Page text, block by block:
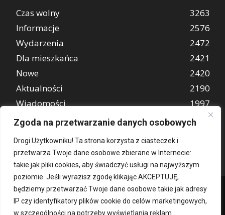
Zgoda na przetwarzanie danych osobowych
Drogi Użytkowniku! Ta strona korzysta z ciasteczek i
przetwarza Twoje dane osobowe zbierane w Internecie:
takie jak pliki cookies, aby świadczyć usługi na najwyższym
poziomie. Jeśli wyrazisz zgodę klikając AKCEPTUJĘ,
będziemy przetwarzać Twoje dane osobowe takie jak adresy
IP czy identyfikatory plików cookie do celów marketingowych,
w szczególności na potrzeby wyświetlania reklam
Czas wolny
3263
Informacje
2576
Wydarzenia
2472
Dla mieszkańca
2421
Nowe
2420
Aktualności
2190
Wiadomości
1997
REKLAMA
849